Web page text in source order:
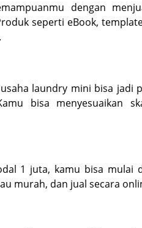
dengan
seperti eBook,
laundry mini bisa jadi
bisa menyesuaikan
1 juta, kamu bisa mulai
murah, dan jual secara